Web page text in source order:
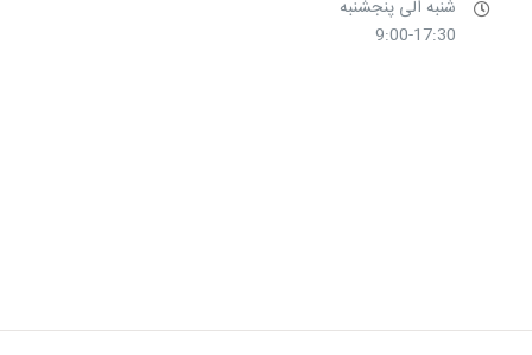
شنبه الی پنجشنبه
9:00-17:30